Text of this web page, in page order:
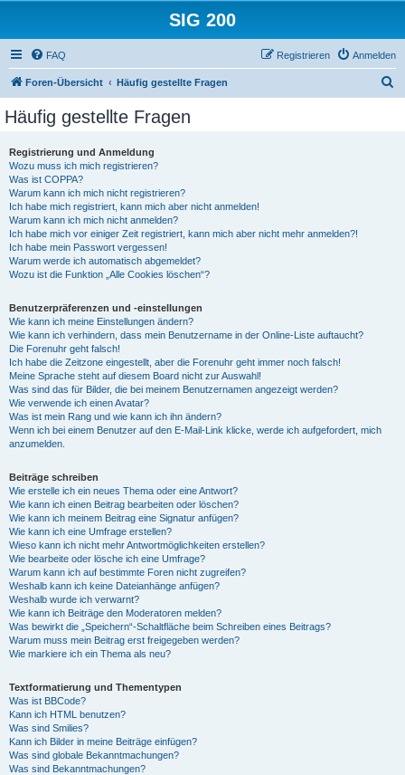
SIG 200
FAQ Anmelden
Registrieren
Foren-Übersicht Häufig gestellte Fragen
Häufig gestellte Fragen
Registrierung und Anmeldung
Wozu muss ich mich registrieren?
Was ist COPPA?
Warum kann ich mich nicht registrieren?
Ich habe mich registriert, kann mich aber nicht anmelden!
Warum kann ich mich nicht anmelden?
Ich habe mich vor einiger Zeit registriert, kann mich aber nicht mehr anmelden?!
Ich habe mein Passwort vergessen!
Warum werde ich automatisch abgemeldet?
Wozu ist die Funktion „Alle Cookies löschen“?
Benutzerpräferenzen und -einstellungen
Wie kann ich meine Einstellungen ändern?
Wie kann ich verhindern, dass mein Benutzername in der Online-Liste auftaucht?
Die Forenuhr geht falsch!
Ich habe die Zeitzone eingestellt, aber die Forenuhr geht immer noch falsch!
Meine Sprache steht auf diesem Board nicht zur Auswahl!
Was sind das für Bilder, die bei meinem Benutzernamen angezeigt werden?
Wie verwende ich einen Avatar?
Was ist mein Rang und wie kann ich ihn ändern?
Wenn ich bei einem Benutzer auf den E-Mail-Link klicke, werde ich aufgefordert, mich
anzumelden.
Beiträge schreiben
Wie erstelle ich ein neues Thema oder eine Antwort?
Wie kann ich einen Beitrag bearbeiten oder löschen?
Wie kann ich meinem Beitrag eine Signatur anfügen?
Wie kann ich eine Umfrage erstellen?
Wieso kann ich nicht mehr Antwortmöglichkeiten erstellen?
Wie bearbeite oder lösche ich eine Umfrage?
Warum kann ich auf bestimmte Foren nicht zugreifen?
Weshalb kann ich keine Dateianhänge anfügen?
Weshalb wurde ich verwarnt?
Wie kann ich Beiträge den Moderatoren melden?
Was bewirkt die „Speichern“-Schaltfläche beim Schreiben eines Beitrags?
Warum muss mein Beitrag erst freigegeben werden?
Wie markiere ich ein Thema als neu?
Textformatierung und Thementypen
Was ist BBCode?
Kann ich HTML benutzen?
Was sind Smilies?
Kann ich Bilder in meine Beiträge einfügen?
Was sind globale Bekanntmachungen?
Was sind Bekanntmachungen?